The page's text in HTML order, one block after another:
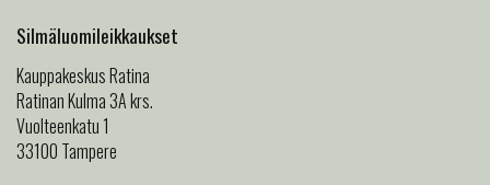
Silmäluomileikkaukset
Kauppakeskus Ratina
Ratinan Kulma 3A krs.
Vuolteenkatu 1
33100 Tampere